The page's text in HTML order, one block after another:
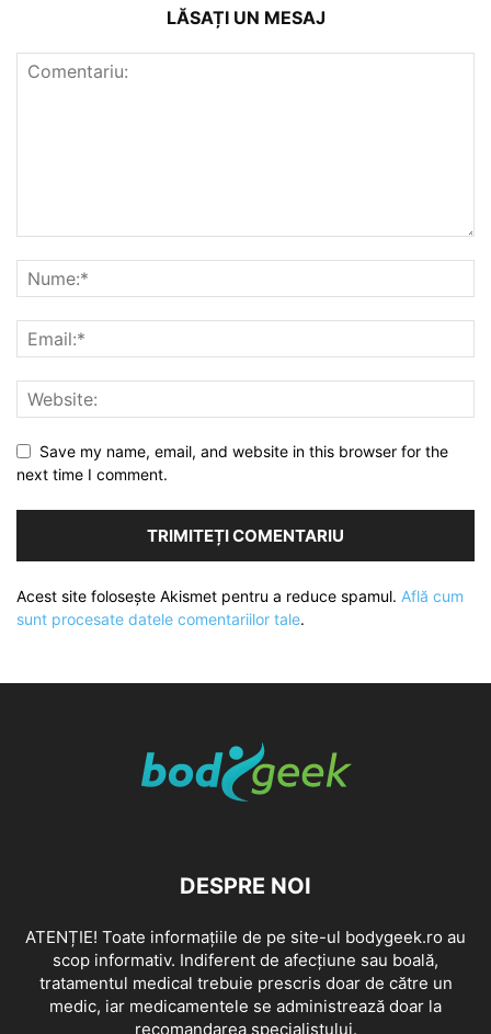
LĂSAȚI UN MESAJ
Save my name, email, and website in this browser for the
next time I comment.
Acest site folosește Akismet pentru a reduce spamul. Află cum
sunt procesate datele comentariilor tale.
DESPRE NOI
ATENȚIE! Toate informațiile de pe site-ul bodygeek.ro au
scop informativ. Indiferent de afecțiune sau boală,
tratamentul medical trebuie prescris doar de către un
medic, iar medicamentele se administrează doar la
recomandarea specialistului.